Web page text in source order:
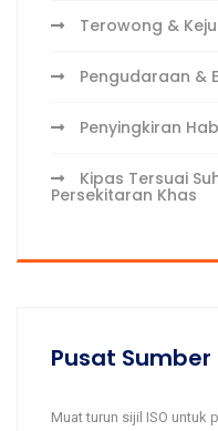
Terowong &
Pengudaraan &
Penyingkiran
Kipas Tersuai
Persekitaran Khas
Pusat Sumber
Muat turun sijil ISO untuk